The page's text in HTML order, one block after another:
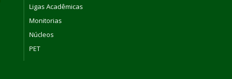
Ligas Acadêmicas
Monitorias
Núcleos
PET